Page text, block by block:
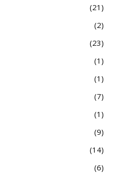
21
2
23
1
1
7
1
9
14
6